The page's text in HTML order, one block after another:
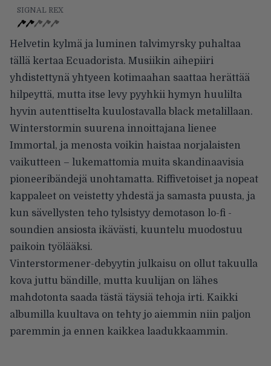
SIGNAL REX
Helvetin kylmä ja luminen talvimyrsky puhaltaa
tällä kertaa Ecuadorista. Musiikin aihepiiri
yhdistettynä yhtyeen kotimaahan saattaa herättää
hilpeyttä, mutta itse levy pyyhkii hymyn huulilta
hyvin autenttiselta kuulostavalla black metalillaan.
Winterstormin suurena innoittajana lienee
Immortal, ja menosta voikin haistaa norjalaisten
vaikutteen – lukemattomia muita skandinaavisia
pioneeribändejä unohtamatta. Riffivetoiset ja nopeat
kappaleet on veistetty yhdestä ja samasta puusta, ja
kun sävellysten teho tylsistyy demotason lo-fi -
soundien ansiosta ikävästi, kuuntelu muodostuu
paikoin työlääksi.
Vinterstormener-debyytin julkaisu on ollut takuulla
kova juttu bändille, mutta kuulijan on lähes
mahdotonta saada tästä täysiä tehoja irti. Kaikki
albumilla kuultava on tehty jo aiemmin niin paljon
paremmin ja ennen kaikkea laadukkaammin.